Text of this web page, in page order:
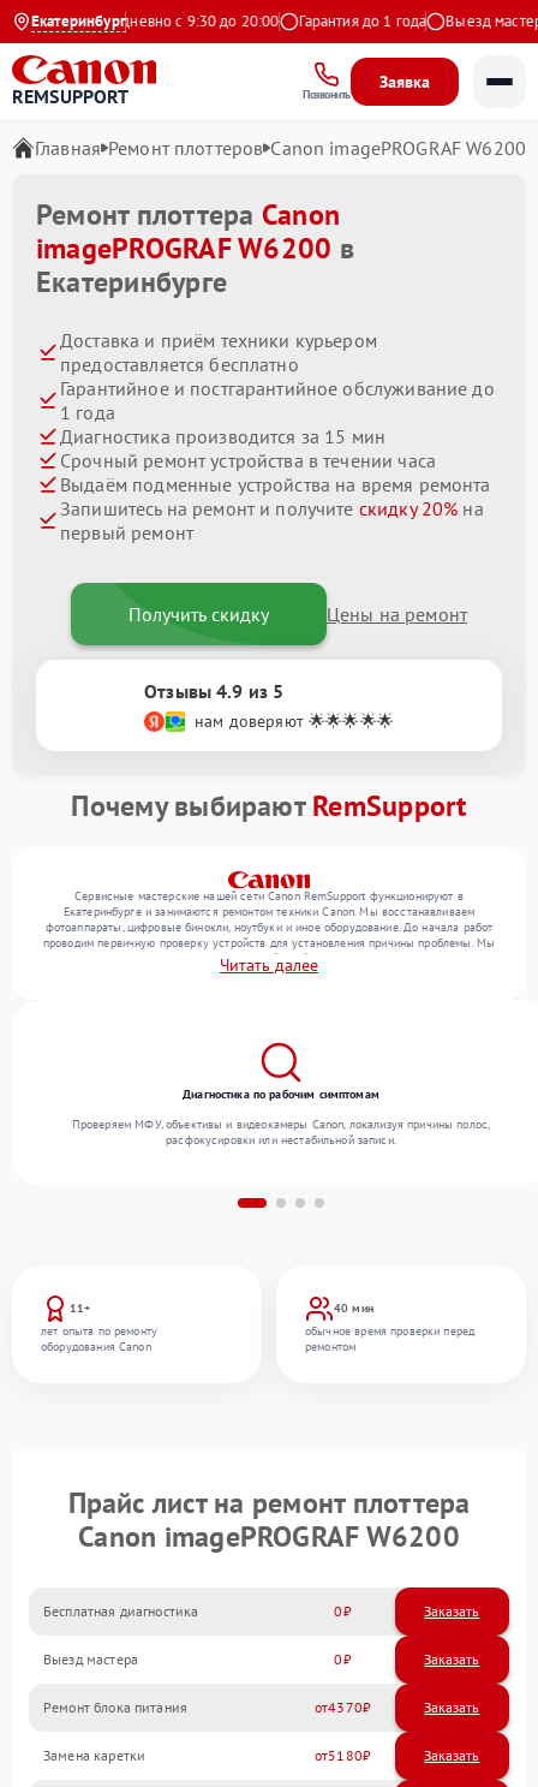
Екатеринбург
Ежедневно с 9:30 до 20:00 Гарантия до 1 года Выезд мастера
REMSUPPORT Позвонить
Заявка
Главная Ремонт плоттеров Canon imagePROGRAF W6200
Ремонт плоттера Canon
imagePROGRAF W6200 в
Екатеринбурге
Доставка и приём техники курьером
предоставляется бесплатно
Гарантийное и постгарантийное обслуживание до
1 года
Диагностика производится за 15 мин
Срочный ремонт устройства в течении часа
Выдаём подменные устройства на время ремонта
Запишитесь на ремонт и получите скидку 20% на
первый ремонт
Получить скидку Цены на ремонт
Отзывы 4.9 из 5
нам доверяют 🌟🌟🌟🌟🌟
Почему выбираютRemSupport
Сервисные мастерские нашей сети Canon RemSupport функционируют в
Екатеринбурге и занимаются ремонтом техники Canon. Мы восстанавливаем
фотоаппараты, цифровые бинокли, ноутбуки и иное оборудование. До начала работ
проводим первичную проверку устройств для установления причины проблемы. Мы
уточняем с посетителем набор нужных действий и их цену, лишь потом выполняем
восстановление с заменой запчастей по необходимости. В конце подтверждаем
Читать далее
11+
лет опыта по ремонту
оборудования Canon
40 мин
обычное время проверки перед
ремонтом
Диагностика по рабочим симптомам
Проверяем МФУ, объективы и видеокамеры Canon, локализуя причины полос,
расфокусировки или нестабильной записи.
Прайс лист на ремонт плоттера
Canon imagePROGRAF W6200
Бесплатная диагностика 0 Заказать
Выезд мастера 0 Заказать
Ремонт блока питания 4370
Замена каретки 5180